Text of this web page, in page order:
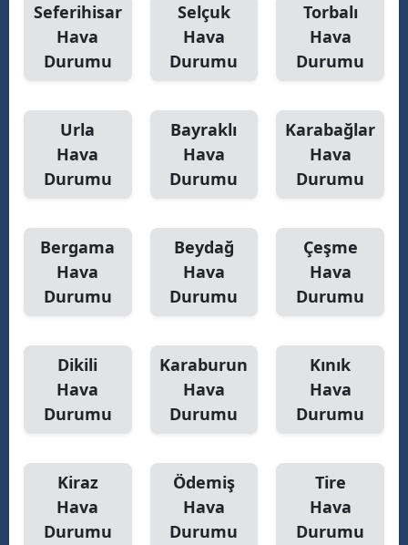
Tunceli
Şanlıurfa
Van
Yozgat
Aksaray
Bayburt
Karaman
Kırıkkale
Batman
Şırnak
Bartın
Ardahan
Seferihisar
Hava
Durumu
Selçuk
Hava
Durumu
Torbalı
Hava
Durumu
Urla
Hava
Durumu
Bayraklı
Hava
Durumu
Karabağlar
Hava
Durumu
Bergama
Hava
Durumu
Beydağ
Hava
Durumu
Çeşme
Hava
Durumu
Dikili
Hava
Durumu
Karaburun
Hava
Durumu
Kınık
Hava
Durumu
Kiraz
Hava
Durumu
Ödemiş
Hava
Durumu
Tire
Hava
Durumu